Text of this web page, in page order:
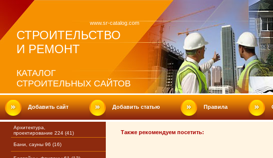
www.sr-catalog.com
СТРОИТЕЛЬСТВО
И РЕМОНТ
КАТАЛОГ
СТРОИТЕЛЬНЫХ САЙТОВ
Добавить сайт Добавить статью Правила
Архитектура,
проектирование 224 (41)
Бани, сауны 96 (16)
Также рекомендуем посетить: